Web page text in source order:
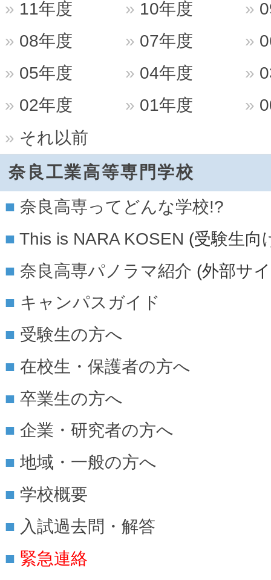
11年度
10年度
08年度
07年度
05年度
04年度
02年度
01年度
それ以前
奈良工業高等専門学校
奈良高専ってどんな学校!?
This is NARA KOSEN (受験生向
奈良高専パノラマ紹介 (外部サ
キャンパスガイド
受験生の方へ
在校生・保護者の方へ
卒業生の方へ
企業・研究者の方へ
地域・一般の方へ
学校概要
入試過去問・解答
緊急連絡